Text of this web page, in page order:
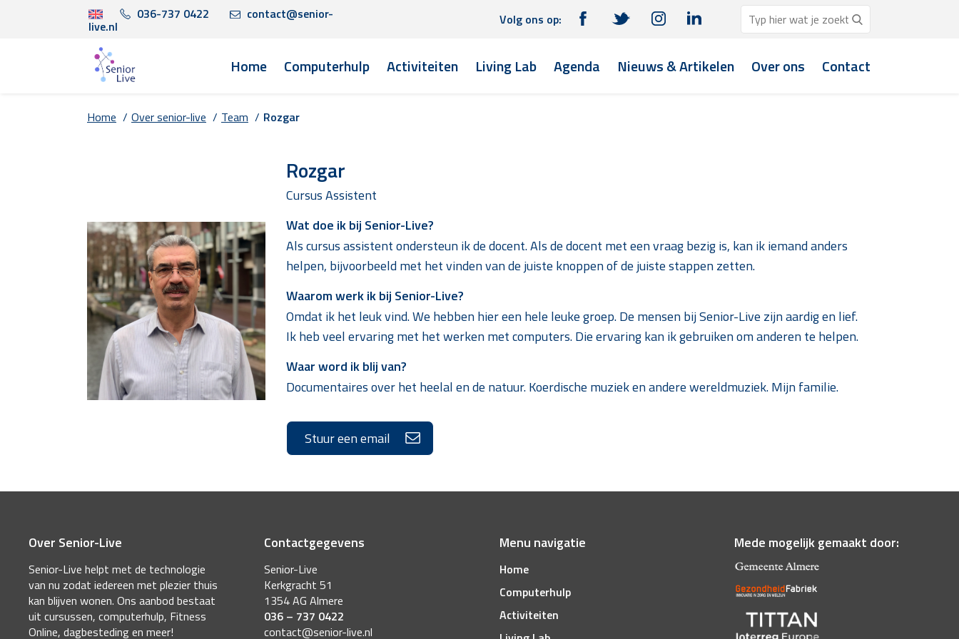
036-737 0422 contact@senior-
live.nl Volg ons op:
Home Computerhulp Activiteiten Living Lab Agenda Nieuws & Artikelen Over ons Contact
Home / Over senior-live / Team / Rozgar
Rozgar
Cursus Assistent
Wat doe ik bij Senior-Live?
Als cursus assistent ondersteun ik de docent. Als de docent met een vraag bezig is, kan ik iemand anders
helpen, bijvoorbeeld met het vinden van de juiste knoppen of de juiste stappen zetten.
Waarom werk ik bij Senior-Live?
Omdat ik het leuk vind. We hebben hier een hele leuke groep. De mensen bij Senior-Live zijn aardig en lief.
Ik heb veel ervaring met het werken met computers. Die ervaring kan ik gebruiken om anderen te helpen.
Waar word ik blij van?
Documentaires over het heelal en de natuur. Koerdische muziek en andere wereldmuziek. Mijn familie.
Stuur een email
Over Senior-Live
Senior-Live helpt met de technologie
van nu zodat iedereen met plezier thuis
kan blijven wonen. Ons aanbod bestaat
uit cursussen, computerhulp, Fitness
Online, dagbesteding en meer!
Contactgegevens
Senior-Live
Kerkgracht 51
1354 AG Almere
036 – 737 0422
contact@senior-live.nl
Menu navigatie
Home
Computerhulp
Activiteiten
Mede mogelijk gemaakt door: